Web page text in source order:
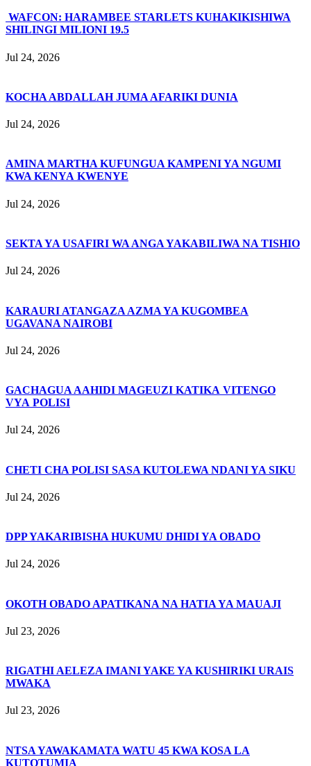
WAFCON: HARAMBEE STARLETS KUHAKIKISHIWA
SHILINGI MILIONI 19.5
Jul 24, 2026
KOCHA ABDALLAH JUMA AFARIKI DUNIA
Jul 24, 2026
AMINA MARTHA KUFUNGUA KAMPENI YA NGUMI
KWA KENYA KWENYE
Jul 24, 2026
SEKTA YA USAFIRI WA ANGA YAKABILIWA NA TISHIO
Jul 24, 2026
KARAURI ATANGAZA AZMA YA KUGOMBEA
UGAVANA NAIROBI
Jul 24, 2026
GACHAGUA AAHIDI MAGEUZI KATIKA VITENGO
VYA POLISI
Jul 24, 2026
CHETI CHA POLISI SASA KUTOLEWA NDANI YA SIKU
Jul 24, 2026
DPP YAKARIBISHA HUKUMU DHIDI YA OBADO
Jul 24, 2026
OKOTH OBADO APATIKANA NA HATIA YA MAUAJI
Jul 23, 2026
RIGATHI AELEZA IMANI YAKE YA KUSHIRIKI URAIS
MWAKA
Jul 23, 2026
NTSA YAWAKAMATA WATU 45 KWA KOSA LA
KUTOTUMIA